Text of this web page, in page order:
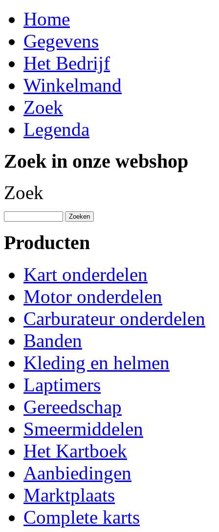
Home
Gegevens
Het Bedrijf
Winkelmand
Zoek
Legenda
Zoek in onze webshop
Zoek
Producten
Kart onderdelen
Motor onderdelen
Carburateur onderdelen
Banden
Kleding en helmen
Laptimers
Gereedschap
Smeermiddelen
Het Kartboek
Aanbiedingen
Marktplaats
Complete karts